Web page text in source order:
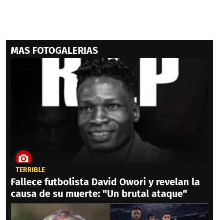
MAS FOTOGALERIAS
TERRIBLE
Fallece futbolista David Owori y revelan la
causa de su muerte: "Un brutal ataque"